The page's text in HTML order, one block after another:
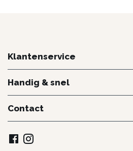
Klantenservice
Handig & snel
Contact